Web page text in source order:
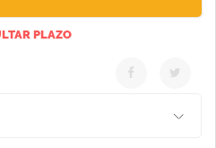
PLAZO